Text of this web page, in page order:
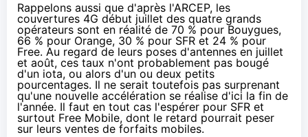
Rappelons aussi que d'après l'ARCEP, les
couvertures 4G début juillet des quatre grands
opérateurs sont en réalité de 70 % pour Bouygues,
66 % pour Orange, 30 % pour SFR et 24 % pour
Free. Au regard de leurs poses d'antennes en juillet
et août, ces taux n'ont probablement pas bougé
d'un iota, ou alors d'un ou deux petits
pourcentages. Il ne serait toutefois pas surprenant
qu'une nouvelle accélération se réalise d'ici la fin de
l'année. Il faut en tout cas l'espérer pour SFR et
surtout Free Mobile, dont le retard pourrait peser
sur leurs ventes de forfaits mobiles.